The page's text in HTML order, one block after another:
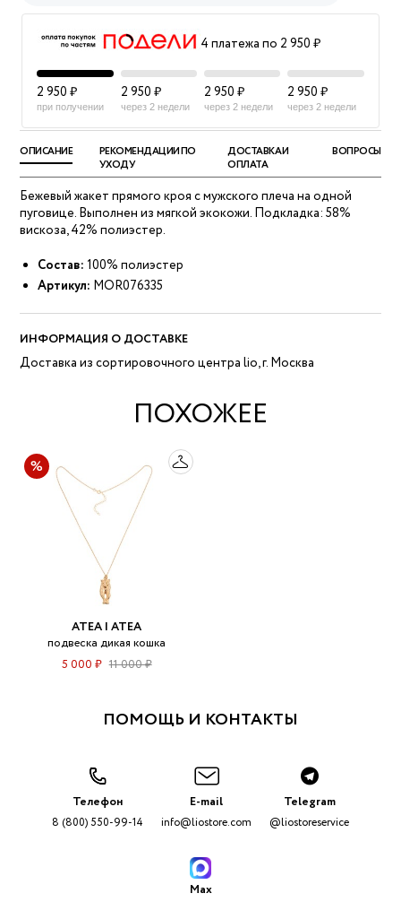
4 платежа по 2 950 ₽
2 950 ₽
при получении
2 950 ₽
через 2 недели
2 950 ₽
через 2 недели
2 950 ₽
через 2 недели
ОПИСАНИЕ
РЕКОМЕНДАЦИИ ПО
УХОДУ
ДОСТАВКА И
ОПЛАТА
ВОПРОСЫ
Бежевый жакет прямого кроя с мужского плеча на одной
пуговице. Выполнен из мягкой экокожи. Подкладка: 58%
вискоза, 42% полиэстер.
Состав: 100% полиэстер
Артикул: MOR076335
ИНФОРМАЦИЯ О ДОСТАВКЕ
Доставка из сортировочного центра lio, г. Москва
ПОХОЖЕЕ
ATEA | АТЕА
подвеска дикая кошка
5 000 ₽ 11 000 ₽
ПОМОЩЬ И КОНТАКТЫ
Телефон
8 (800) 550-99-14
E-mail
info@liostore.com
Telegram
@liostoreservice
Max